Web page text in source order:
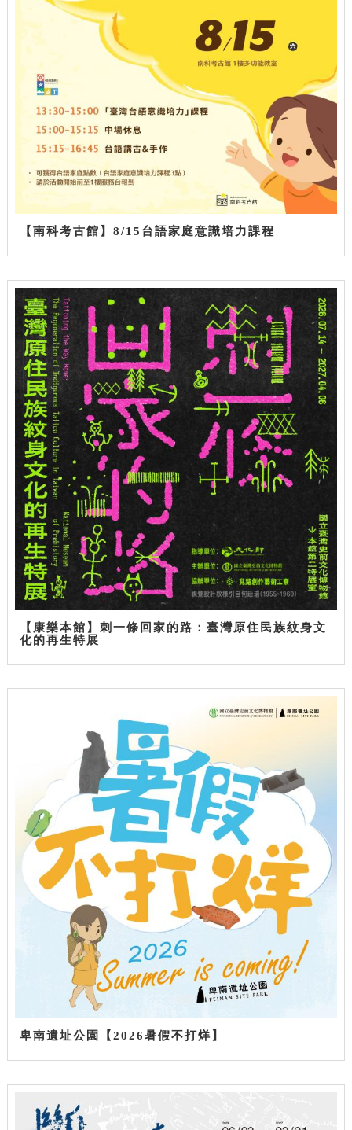
【南科考古館】8/15台語家庭意識培力課程
【康樂本館】刺一條回家的路：臺灣原住民族紋身文
化的再生特展
卑南遺址公園【2026暑假不打烊】